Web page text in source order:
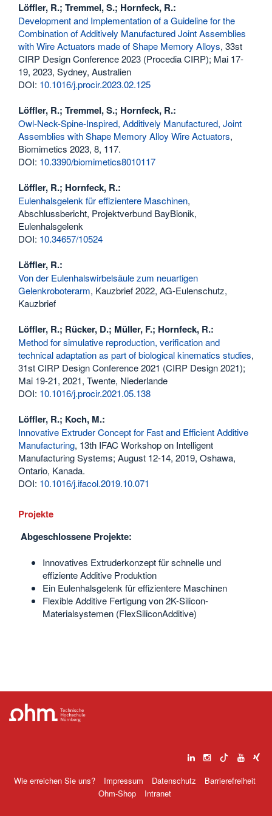
Löffler, R.; Tremmel, S.; Hornfeck, R.:
Development and Implementation of a Guideline for the
Combination of Additively Manufactured Joint Assemblies
with Wire Actuators made of Shape Memory Alloys, 33st
CIRP Design Conference 2023 (Procedia CIRP); Mai 17-
19, 2023, Sydney, Australien
DOI: 10.1016/j.procir.2023.02.125
Löffler, R.; Tremmel, S.; Hornfeck, R.:
Owl-Neck-Spine-Inspired, Additively Manufactured, Joint
Assemblies with Shape Memory Alloy Wire Actuators,
Biomimetics 2023, 8, 117.
DOI: 10.3390/biomimetics8010117
Löffler, R.; Hornfeck, R.:
Eulenhalsgelenk für effizientere Maschinen,
Abschlussbericht, Projektverbund BayBionik,
Eulenhalsgelenk
DOI: 10.34657/10524
Löffler, R.:
Von der Eulenhalswirbelsäule zum neuartigen
Gelenkroboterarm, Kauzbrief 2022, AG-Eulenschutz,
Kauzbrief
Löffler, R.; Rücker, D.; Müller, F.; Hornfeck, R.:
Method for simulative reproduction, verification and
technical adaptation as part of biological kinematics studies,
31st CIRP Design Conference 2021 (CIRP Design 2021);
Mai 19-21, 2021, Twente, Niederlande
DOI: 10.1016/j.procir.2021.05.138
Löffler, R.; Koch, M.:
Innovative Extruder Concept for Fast and Efficient Additive
Manufacturing, 13th IFAC Workshop on Intelligent
Manufacturing Systems; August 12-14, 2019, Oshawa,
Ontario, Kanada.
DOI: 10.1016/j.ifacol.2019.10.071
Projekte
Abgeschlossene Projekte:
Innovatives Extruderkonzept für schnelle und
effiziente Additive Produktion
Ein Eulenhalsgelenk für effizientere Maschinen
Flexible Additive Fertigung von 2K-Silicon-
Materialsystemen (FlexSiliconAdditive)
Wie erreichen Sie uns? Impressum Datenschutz
Barrierefreiheit
Ohm-Shop
Intranet